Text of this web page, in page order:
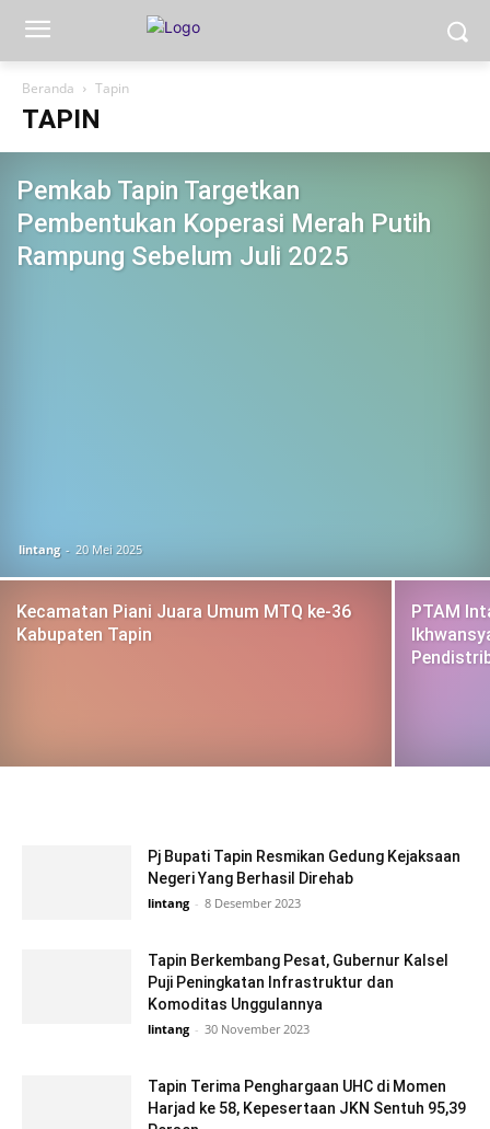
Beranda Tapin
TAPIN
Pemkab Tapin Targetkan
Pembentukan Koperasi Merah Putih
Rampung Sebelum Juli 2025
lintang - 20 Mei 2025
Kecamatan Piani Juara Umum MTQ ke-36
Kabupaten Tapin
PTAM
Pj Bupati Tapin Resmikan Gedung Kejaksaan
Negeri Yang Berhasil Direhab
lintang - 8 Desember 2023
Tapin Berkembang Pesat, Gubernur Kalsel
Puji Peningkatan Infrastruktur dan
Komoditas Unggulannya
lintang - 30 November 2023
Tapin Terima Penghargaan UHC di Momen
Harjad ke 58, Kepesertaan JKN Sentuh 95,39